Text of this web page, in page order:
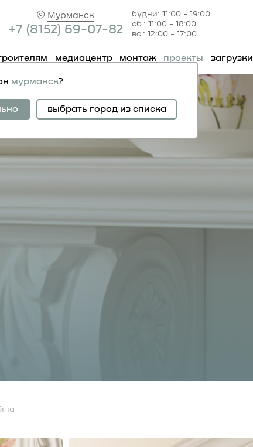
Мурманск
+7 (81 52) 69-07-82
будни: 11:00 - 19:00
сб.: 11:00 - 18:00
вс.: 12:00 - 17:00
медиацентр монтаж проекты загрузки
мурманск?
выбрать город из списка